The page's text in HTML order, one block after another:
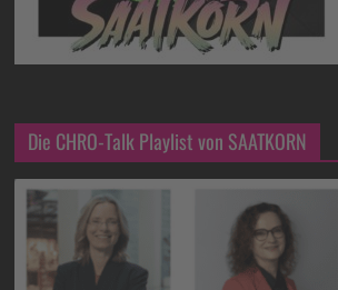
Die CHRO-Talk Playlist von SAATKORN